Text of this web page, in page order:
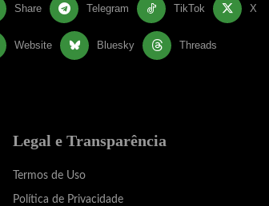
Share Telegram TikTok X
Website Bluesky Threads
Legal e Transparência
Termos de Uso
Política de Privacidade